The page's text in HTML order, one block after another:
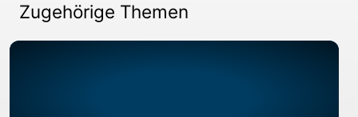
Zugehörige Themen